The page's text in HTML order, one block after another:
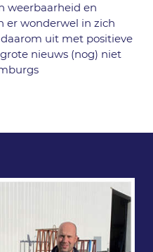
weerbaarheid en
er wonderwel in zich
uit met positieve
nieuws (nog) niet